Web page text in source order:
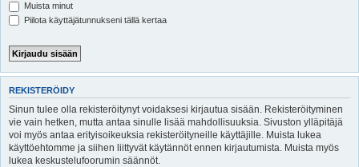
Muista minut
Piilota käyttäjätunnukseni tällä kertaa
REKISTERÖIDY
Sinun tulee olla rekisteröitynyt voidaksesi kirjautua sisään. Rekisteröityminen
vie vain hetken, mutta antaa sinulle lisää mahdollisuuksia. Sivuston ylläpitäjä
voi myös antaa erityisoikeuksia rekisteröityneille käyttäjille. Muista lukea
käyttöehtomme ja siihen liittyvät käytännöt ennen kirjautumista. Muista myös
lukea keskustelufoorumin säännöt.